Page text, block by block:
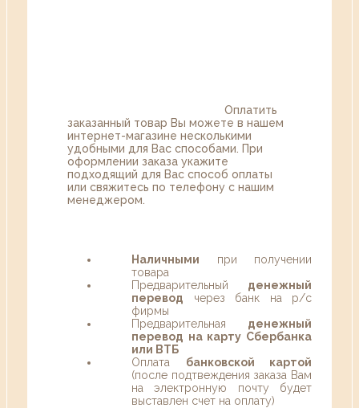
Оплатить
заказанный товар Вы можете в нашем
интернет-магазине несколькими
удобными для Вас способами. При
оформлении заказа укажите
подходящий для Вас способ оплаты
или свяжитесь по телефону с нашим
менеджером.
Наличными при получении
товара
Предварительный денежный
перевод через банк на р/с
фирмы
Предварительная денежный
перевод на карту Сбербанка
или ВТБ
Оплата банковской картой
(после подтвеждения заказа Вам
на электронную почту будет
выставлен счет на оплату)